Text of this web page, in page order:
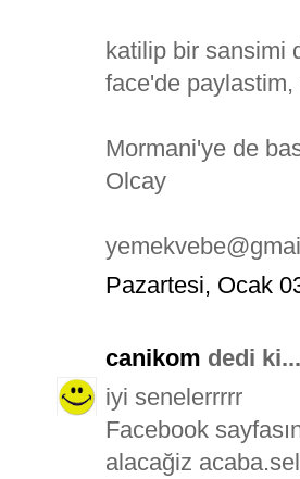
katilip bir sansimi
face'de
Mormani'ye de
Olcay
Pazartesi, Ocak
canikom dedi ki...
iyi senelerrrrr
Facebook
alacağiz